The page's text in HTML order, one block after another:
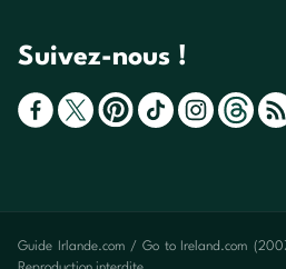
Suivez-nous !
Guide Irlande.com / Go to Ireland.com